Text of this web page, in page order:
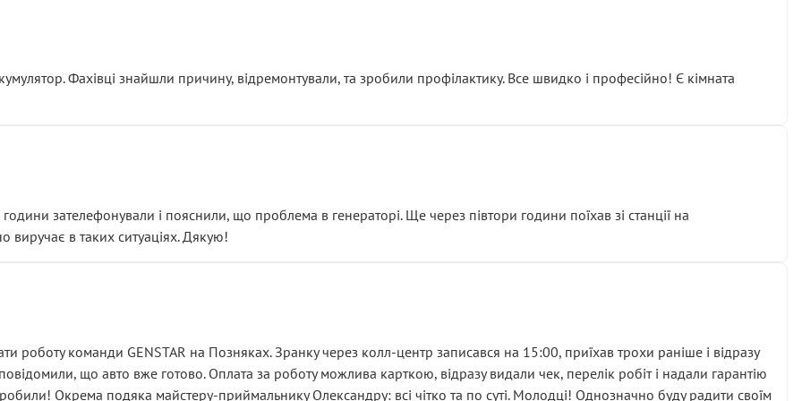
із головним гальмівним циліндром у зборі.
і тоді сервіс наче справив хороше враження. Але згодом знайшов декілька гайок під лобовим склом. Мені
хвилюватися. ( надіюсь новий власник, не застяг в полі))
підірвав.
а “аби швидше і дорожче”. Саме це і псує загальне враження та бажання повертатися.
Фахівці знайшли причину, відремонтували, та зробили профілактику. Все швидко і професійно! Є кімната
зателефонували і пояснили, що проблема в генераторі. Ще через півтори години поїхав зі станції на
виручає в таких ситуаціях. Дякую!
роботу команди GENSTAR на Позняках. Зранку через колл-центр записався на 15:00, приїхав трохи раніше і відразу
що авто вже готово. Оплата за роботу можлива карткою, відразу видали чек, перелік робіт і надали гарантію
Окрема подяка майстеру-приймальнику Олександру: всі чітко та по суті. Молодці! Однозначно буду радити своїм